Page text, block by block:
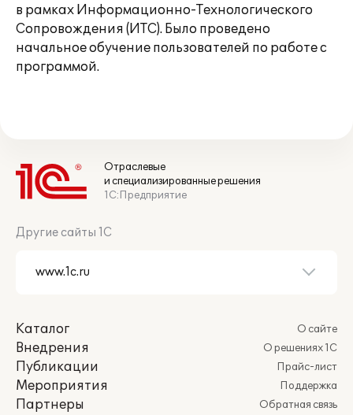
в рамках Информационно-Технологического
Сопровождения (ИТС). Было проведено
начальное обучение пользователей по работе с
программой.
Отраслевые
и специализированные решения
1С:Предприятие
Другие сайты 1С
Каталог
Внедрения
Публикации
Мероприятия
Партнеры
О сайте
О решениях 1С
Прайс-лист
Поддержка
Обратная связь